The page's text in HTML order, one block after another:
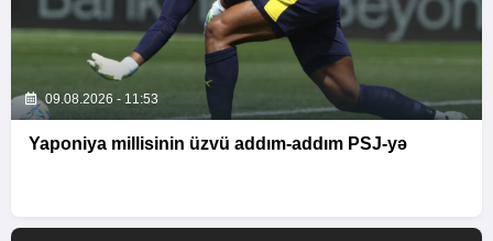
09.08.2026 - 11:53
Yaponiya millisinin üzvü addım-addım PSJ-yə